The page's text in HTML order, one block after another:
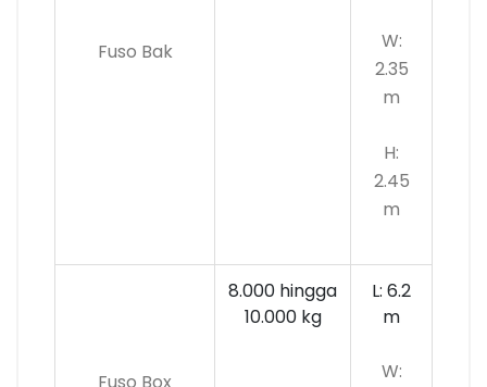
Fuso Bak
W:
2.35
m
H:
2.45
m
8.000 hingga
10.000 kg
L: 6.2
m
W: